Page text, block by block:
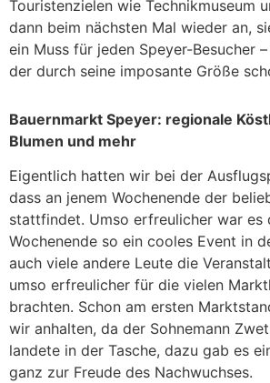
Touristenzielen wie Technikmuseum
dann beim nächsten Mal wieder an,
ein Muss für jeden Speyer-Besucher
der durch seine imposante Größe
Bauernmarkt Speyer: regionale
Blumen und mehr
Eigentlich hatten wir bei der
dass an jenem Wochenende der
stattfindet. Umso erfreulicher war es
Wochenende so ein cooles Event in
auch viele andere Leute die
umso erfreulicher für die vielen
brachten. Schon am ersten
wir anhalten, da der Sohnemann
landete in der Tasche, dazu gab es
ganz zur Freude des Nachwuchses.